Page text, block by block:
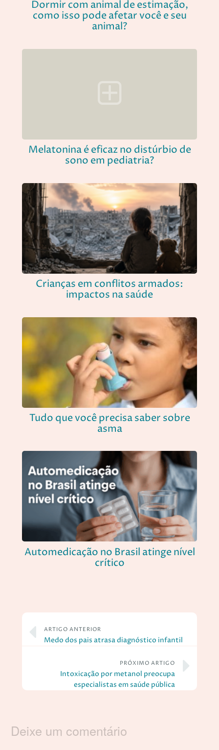
Dormir com animal de estimação,
como isso pode afetar você e seu
animal?
Melatonina é eficaz no distúrbio de
sono em pediatria?
Crianças em conflitos armados:
impactos na saúde
Tudo que você precisa saber sobre
asma
Automedicação no Brasil atinge nível
crítico
ARTIGO ANTERIOR
Medo dos pais atrasa diagnóstico infantil
PRÓXIMO ARTIGO
Intoxicação por metanol preocupa
especialistas em saúde pública
Deixe um comentário